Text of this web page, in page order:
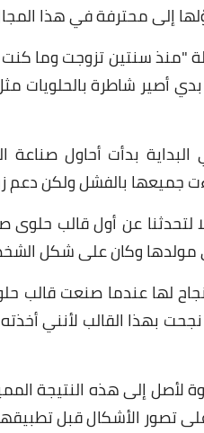
إلى محترفة في هذا
"منذ سنتين تزوجت وما
أصير شاطرة بالحلويات
بدأت أحاول
جميعها بالفشل ولكن دعم
لتحدثنا عن أول قالب
وكان على شكل
لها عندما صنعت قالب
بهذا القالب لأنني
إلى هذه النتيجة
تصور الأشكال قبل